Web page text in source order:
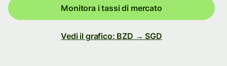
Monitora i tassi di mercato
Vedi il grafico: BZD → SGD